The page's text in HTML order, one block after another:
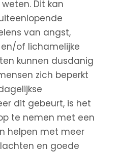
Dit kan
van angst,
of lichamelijke
kunnen dusdanig
zich beperkt
dit gebeurt, is het
te nemen met een
helpen met meer
en goede